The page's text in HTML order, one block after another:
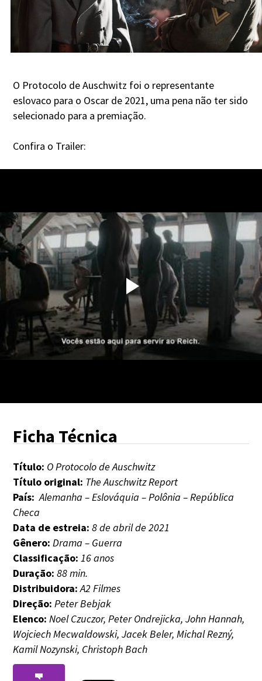
O Protocolo de Auschwitz foi o representante
eslovaco para o Oscar de 2021, uma pena não ter sido
selecionado para a premiação.
Confira o Trailer:
Ficha Técnica
Título: O Protocolo de Auschwitz
Título original: The Auschwitz Report
País: Alemanha – Eslováquia – Polônia – República
Checa
Data de estreia:8 de abril de 2021
Gênero: Drama – Guerra
Classificação: 16 anos
Duração: 88 min.
Distribuidora: A2 Filmes
Direção: Peter Bebjak
Elenco: Noel Czuczor, Peter Ondrejicka, John Hannah,
Wojciech Mecwaldowski, Jacek Beler, Michal Rezný,
Kamil Nozynski, Christoph Bach